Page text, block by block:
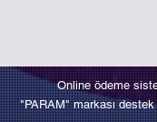
Online ödeme
"PARAM" markası